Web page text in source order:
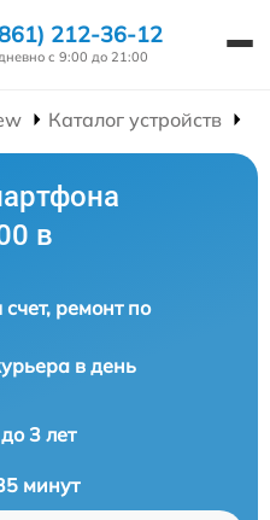
212-36-12
с 9:00 до 21:00
Каталог устройств
в
ремонт по
в день
3 лет
минут